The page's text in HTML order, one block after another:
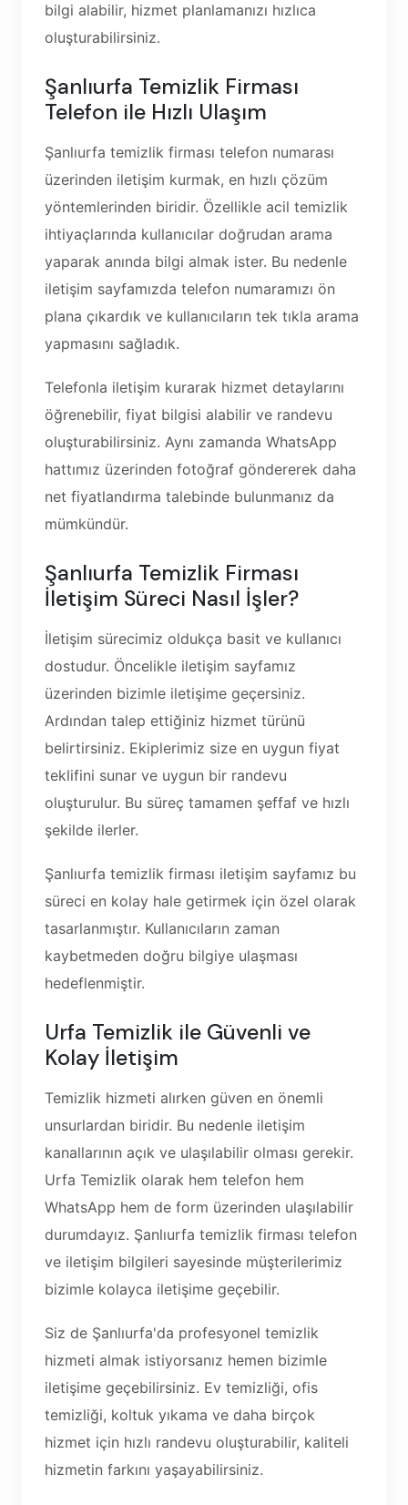
bilgi alabilir, hizmet planlamanızı hızlıca
oluşturabilirsiniz.
Şanlıurfa Temizlik Firması
Telefon ile Hızlı Ulaşım
Şanlıurfa temizlik firması telefon numarası
üzerinden iletişim kurmak, en hızlı çözüm
yöntemlerinden biridir. Özellikle acil temizlik
ihtiyaçlarında kullanıcılar doğrudan arama
yaparak anında bilgi almak ister. Bu nedenle
iletişim sayfamızda telefon numaramızı ön
plana çıkardık ve kullanıcıların tek tıkla arama
yapmasını sağladık.
Telefonla iletişim kurarak hizmet detaylarını
öğrenebilir, fiyat bilgisi alabilir ve randevu
oluşturabilirsiniz. Aynı zamanda WhatsApp
hattımız üzerinden fotoğraf göndererek daha
net fiyatlandırma talebinde bulunmanız da
mümkündür.
Şanlıurfa Temizlik Firması
İletişim Süreci Nasıl İşler?
İletişim sürecimiz oldukça basit ve kullanıcı
dostudur. Öncelikle iletişim sayfamız
üzerinden bizimle iletişime geçersiniz.
Ardından talep ettiğiniz hizmet türünü
belirtirsiniz. Ekiplerimiz size en uygun fiyat
teklifini sunar ve uygun bir randevu
oluşturulur. Bu süreç tamamen şeffaf ve hızlı
şekilde ilerler.
Şanlıurfa temizlik firması iletişim sayfamız bu
süreci en kolay hale getirmek için özel olarak
tasarlanmıştır. Kullanıcıların zaman
kaybetmeden doğru bilgiye ulaşması
hedeflenmiştir.
Urfa Temizlik ile Güvenli ve
Kolay İletişim
Temizlik hizmeti alırken güven en önemli
unsurlardan biridir. Bu nedenle iletişim
kanallarının açık ve ulaşılabilir olması gerekir.
Urfa Temizlik olarak hem telefon hem
WhatsApp hem de form üzerinden ulaşılabilir
durumdayız. Şanlıurfa temizlik firması telefon
ve iletişim bilgileri sayesinde müşterilerimiz
bizimle kolayca iletişime geçebilir.
Siz de Şanlıurfa'da profesyonel temizlik
hizmeti almak istiyorsanız hemen bizimle
iletişime geçebilirsiniz. Ev temizliği, ofis
temizliği, koltuk yıkama ve daha birçok
hizmet için hızlı randevu oluşturabilir, kaliteli
hizmetin farkını yaşayabilirsiniz.